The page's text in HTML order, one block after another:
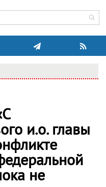
и.о. главы
не